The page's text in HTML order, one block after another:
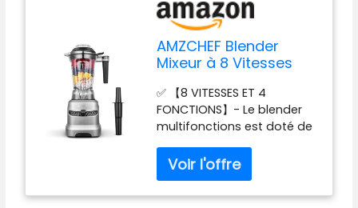
AMZCHEF Blender
Mixeur à 8 Vitesses
1800W Puissant High
Speed Mixer blender
Professionnel | Blender
Bol 1,85L Pour Glace
Pilée, Shakes, Glace
Pilée, Smoothie Fruit
Surgeles
✅ 【8 VITESSES ET 4
FONCTIONS】- Le blender
multifonctions est doté de
8 vitesses, d'une fonction
pulse et de 4 programmes
préréglés au choix, dont les
4 programmes préréglés